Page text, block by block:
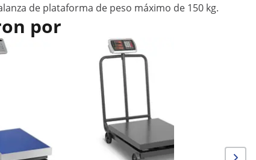
de plataforma de peso máximo de 150 kg.
por